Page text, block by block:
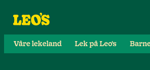
Våre lekeland Lek på Leo's